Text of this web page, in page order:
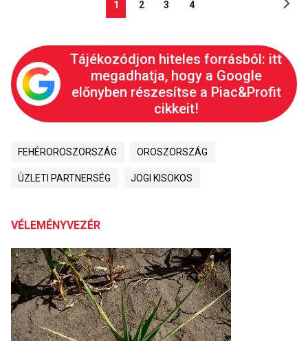
1 2 3 4
Tájékozódjon hiteles forrásból: itt
megadhatja, hogy a Google
előnyben részesítse a Piac&Profit
cikkeit!
FEHÉROROSZORSZÁG OROSZORSZÁG
ÜZLETI PARTNERSÉG JOGI KISOKOS
VÉLEMÉNYVEZÉR